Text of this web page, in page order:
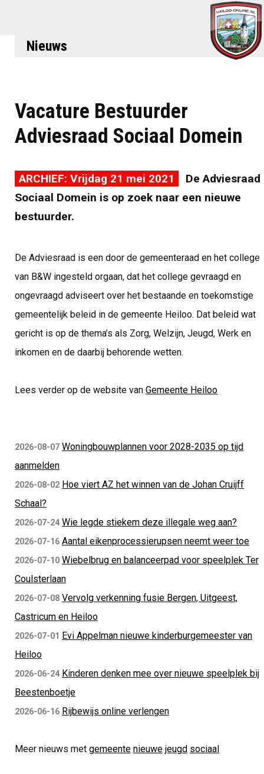
Nieuws
Vacature Bestuurder
Adviesraad Sociaal Domein
ARCHIEF: Vrijdag 21 mei 2021
De Adviesraad
Sociaal Domein is op zoek naar een nieuwe
bestuurder.
De Adviesraad is een door de gemeenteraad en het college
van B&W ingesteld orgaan, dat het college gevraagd en
ongevraagd adviseert over het bestaande en toekomstige
gemeentelijk beleid in de gemeente Heiloo. Dat beleid wat
gericht is op de thema’s als Zorg, Welzijn, Jeugd, Werk en
inkomen en de daarbij behorende wetten.
Lees verder op de website van Gemeente Heiloo
2026-08-07 Woningbouwplannen voor 2028-2035 op tijd
aanmelden
2026-08-02 Hoe viert AZ het winnen van de Johan Cruijff
Schaal?
2026-07-24 Wie legde stiekem deze illegale weg aan?
2026-07-16 Aantal eikenprocessierupsen neemt weer toe
2026-07-10 Wiebelbrug en balanceerpad voor speelplek Ter
Coulsterlaan
2026-07-08 Vervolg verkenning fusie Bergen, Uitgeest,
Castricum en Heiloo
2026-07-01 Evi Appelman nieuwe kinderburgemeester van
Heiloo
2026-06-24 Kinderen denken mee over nieuwe speelplek bij
Beestenboetje
2026-06-16 Rijbewijs online verlengen
Meer nieuws met gemeente nieuwe jeugd sociaal